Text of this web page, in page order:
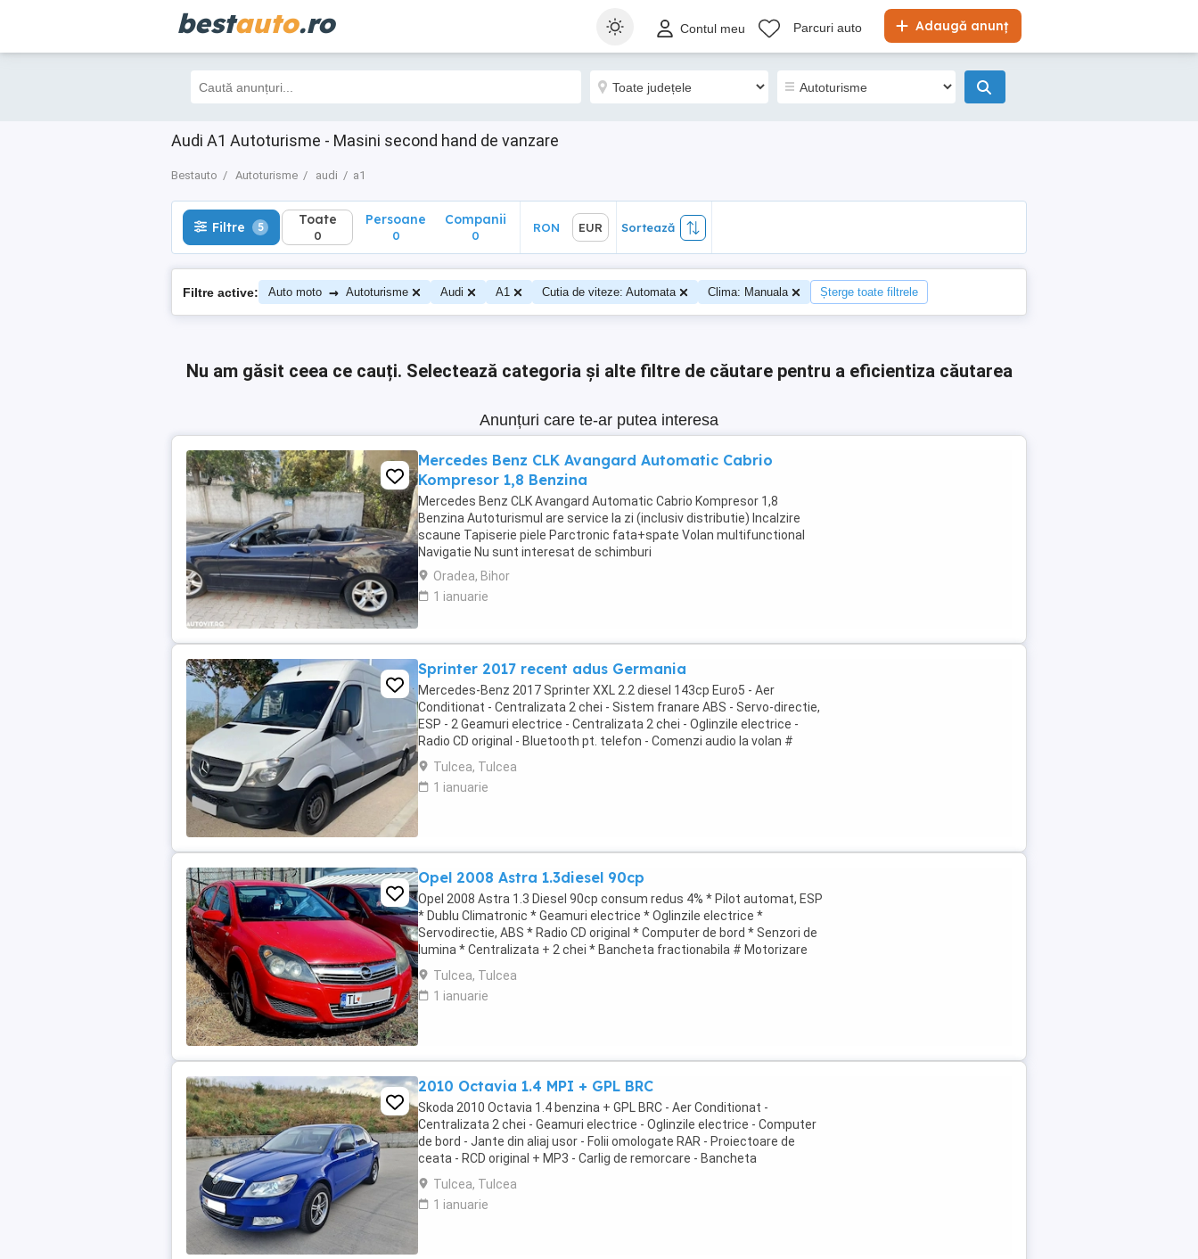
bestauto.ro Adaugă anunț
Contul meu Parcuri auto
Audi A1 Autoturisme - Masini second hand de vanzare
Bestauto Autoturisme audi a1
Filtre 5 Toate
0
Sortează
Filtre 5 Toate
0
Persoane
0
Companii
0
RON EUR Sortează
Filtre active: Auto moto → Autoturisme Audi A1 Cutia de viteze: Automata Clima: Manuala Șterge toate filtrele
Nu am găsit ceea ce cauți. Selectează categoria și alte filtre de căutare pentru a eficientiza căutarea
Anunțuri care te-ar putea interesa
Mercedes Benz CLK Avangard Automatic Cabrio
Kompresor 1,8 Benzina
Mercedes Benz CLK Avangard Automatic Cabrio Kompresor 1,8
Benzina Autoturismul are service la zi (inclusiv distributie) Incalzire
scaune Tapiserie piele Parctronic fata+spate Volan multifunctional
Navigatie Nu sunt interesat de schimburi
Oradea, Bihor
1 ianuarie
Sprinter 2017 recent adus Germania
Mercedes-Benz 2017 Sprinter XXL 2.2 diesel 143cp Euro5 - Aer
Conditionat - Centralizata 2 chei - Sistem franare ABS - Servo-directie,
ESP - 2 Geamuri electrice - Centralizata 2 chei - Oglinzile electrice -
Radio CD original - Bluetooth pt. telefon - Comenzi audio la volan #
Modelul cel mai lung si cel ...
Tulcea, Tulcea
1 ianuarie
Opel 2008 Astra 1.3diesel 90cp
Opel 2008 Astra 1.3 Diesel 90cp consum redus 4% * Pilot automat, ESP
* Dublu Climatronic * Geamuri electrice * Oglinzile electrice *
Servodirectie, ABS * Radio CD original * Computer de bord * Senzori de
lumina * Centralizata + 2 chei * Bancheta fractionabila # Motorizare
foarte economica Autoturism ...
Tulcea, Tulcea
1 ianuarie
2010 Octavia 1.4 MPI + GPL BRC
Skoda 2010 Octavia 1.4 benzina + GPL BRC - Aer Conditionat -
Centralizata 2 chei - Geamuri electrice - Oglinzile electrice - Computer
de bord - Jante din aliaj usor - Folii omologate RAR - Proiectoare de
ceata - RCD original + MP3 - Carlig de remorcare - Bancheta
fractionabila - Portbagaj foarte incapator # ...
Tulcea, Tulcea
1 ianuarie